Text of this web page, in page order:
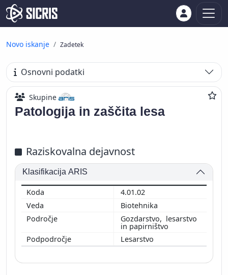
Novo iskanje Zadetek
Osnovni podatki
Skupine
Patologija in zaščita lesa
Raziskovalna dejavnost
Klasifikacija ARIS
4.01.02
Biotehnika
Gozdarstvo, lesarstvo
in papirništvo
Lesarstvo